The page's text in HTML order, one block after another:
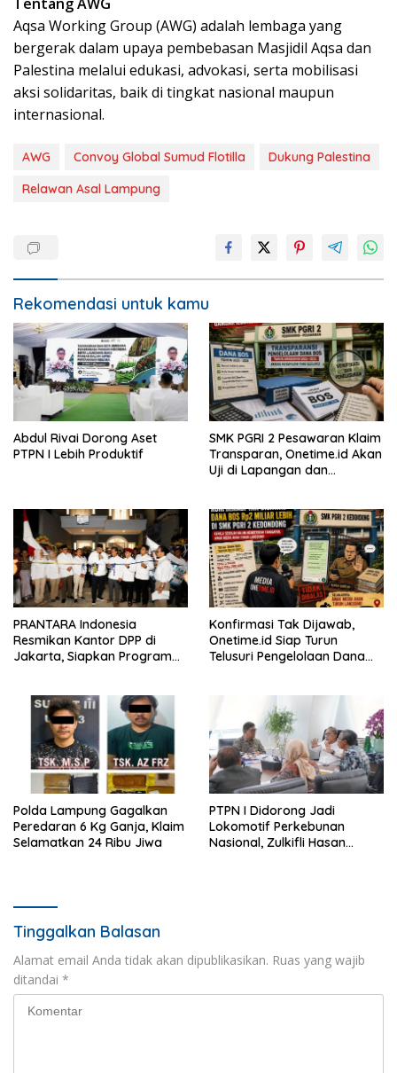
Aqsa Working Group (AWG) adalah lembaga yang
bergerak dalam upaya pembebasan Masjidil Aqsa dan
Palestina melalui edukasi, advokasi, serta mobilisasi
aksi solidaritas, baik di tingkat nasional maupun
internasional.
AWG Convoy Global Sumud Flotilla
Dukung Palestina
Relawan Asal Lampung
Rekomendasi untuk kamu
Abdul Rivai Dorong Aset
PTPN I Lebih Produktif
SMK PGRI 2 Pesawaran Klaim
Transparan, Onetime.id Akan
Uji di Lapangan dan
PRANTARA Indonesia
Resmikan Kantor DPP di
Jakarta, Siapkan Program
Konfirmasi Tak Dijawab,
Onetime.id Siap Turun
Telusuri Pengelolaan Dana
Polda Lampung Gagalkan
Peredaran 6 Kg Ganja, Klaim
Selamatkan 24 Ribu Jiwa
PTPN I Didorong Jadi
Lokomotif Perkebunan
Nasional, Zulkifli Hasan
Tinggalkan Balasan
Alamat email Anda tidak akan dipublikasikan. Ruas yang wajib
ditandai *